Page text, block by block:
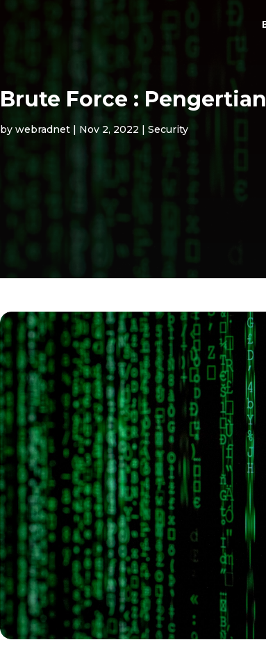
Brute Force :
by webradnet | Nov 2, 2022 | Security